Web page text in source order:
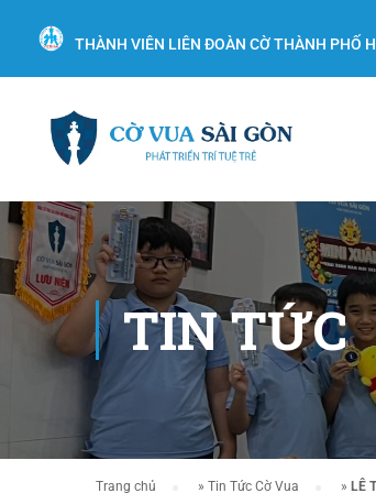
THÀNH VIÊN LIÊN ĐOÀN CỜ THÀNH PHỐ
TIN TỨC
Trang chủ » Tin Tức Cờ Vua » LÊ